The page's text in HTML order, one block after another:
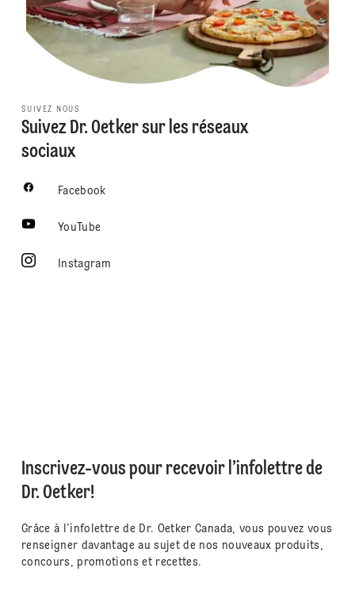
SUIVEZ NOUS
Suivez Dr. Oetker sur les réseaux
sociaux
Facebook
YouTube
Instagram
Inscrivez-vous pour recevoir l’infolettre de
Dr. Oetker!
Grâce à l’infolettre de Dr. Oetker Canada, vous pouvez vous
renseigner davantage au sujet de nos nouveaux produits,
concours, promotions et recettes.